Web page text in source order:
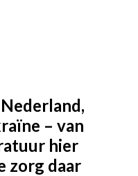
– van
hier
zorg daar